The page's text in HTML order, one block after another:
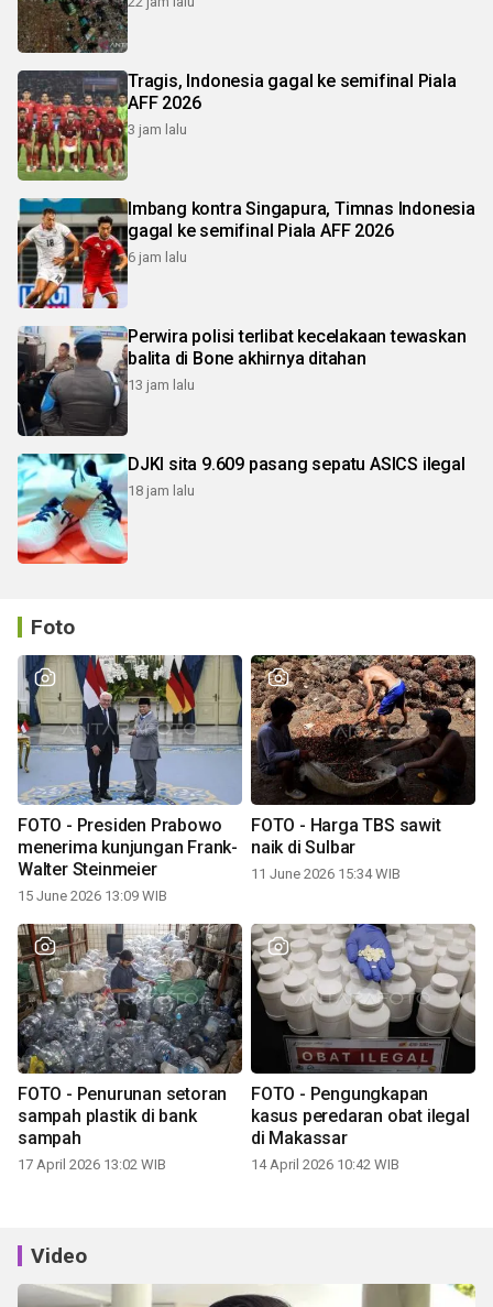
Tragis, Indonesia gagal ke semifinal Piala
AFF 2026
3 jam lalu
Imbang kontra Singapura, Timnas Indonesia
gagal ke semifinal Piala AFF 2026
6 jam lalu
Perwira polisi terlibat kecelakaan tewaskan
balita di Bone akhirnya ditahan
13 jam lalu
DJKI sita 9.609 pasang sepatu ASICS ilegal
18 jam lalu
Foto
FOTO - Presiden Prabowo
menerima kunjungan Frank-
Walter Steinmeier
15 June 2026 13:09 WIB
FOTO - Harga TBS sawit
naik di Sulbar
11 June 2026 15:34 WIB
FOTO - Penurunan setoran
sampah plastik di bank
sampah
17 April 2026 13:02 WIB
FOTO - Pengungkapan
kasus peredaran obat ilegal
di Makassar
14 April 2026 10:42 WIB
Video